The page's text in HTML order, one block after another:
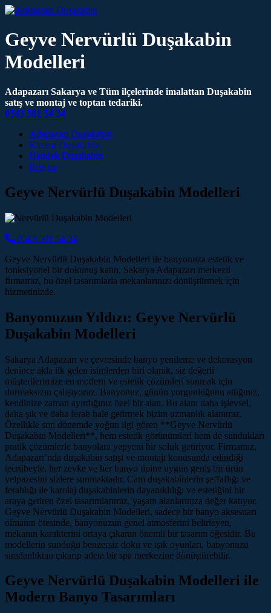
Geyve Nervürlü Duşakabin
Modelleri
Adapazarı Sakarya ve Tüm ilçelerinde imalattan Duşakabin
satış ve montaj ve toptan tedariki.
0543 501 54 34
Main Navigation
Adapazarı Duşakabin
Karasu Duşakabin
Hendek Duşakabin
İletişim
Geyve Nervürlü Duşakabin Modelleri
0543 501 54 34
Geyve Nervürlü Duşakabin Modelleri ile banyonuza estetik ve
fonksiyonel bir dokunuş katın. Sakarya Adapazarı merkezli
firmamız, bu özel tasarımlarla mekanlarınızı dönüştürmek için
hizmetinizde.
Banyonuzun Yıldızı: Geyve Nervürlü
Duşakabin Modelleri
Sakarya Adapazarı ve çevresinde banyo yenileme ve dekorasyon
denince akla ilk gelen isimlerden biri olarak, siz değerli
müşterilerimize en modern ve estetik çözümleri sunmak için
durmaksızın çalışıyoruz. Banyonuz, günün yorgunluğunu attığınız,
kendinize zaman ayırdığınız özel bir alan. Bu alanı daha işlevsel,
daha şık ve daha ferah hale getirmek bizim uzmanlık alanımız.
Özellikle son dönemde yoğun ilgi gören **Geyve Nervürlü
Duşakabin Modelleri**, hem estetik görünümleri hem de sundukları
pratik çözümlerle banyolara yepyeni bir soluk getiriyor. Firmamız,
Adapazarı’nda duşakabin satışı ve montajı konusunda edindiği
tecrübeyle, her zevke ve her banyo tipine uygun geniş bir ürün
yelpazesini sizlere sunmaktadır. Cam duşakabinlerin şeffaflığı ve
ferahlığı ile karolaj duşakabinlerin dayanıklılığı ve estetiğini bir
araya getiren özel tasarımlarımız, yaşam alanlarınıza değer katıyor.
Geyve Nervürlü Duşakabin Modelleri, sadece bir banyo aksesuarı
olmanın ötesinde, banyonuzun genel atmosferini belirleyen,
mekanın karakterini ortaya çıkaran önemli bir tasarım öğesidir. Bu
modellerin sunduğu benzersiz doku ve ışık oyunları, banyonuzu
sıradanlıktan çıkarıp adeta bir spa merkezine dönüştürebilir.
Geyve Nervürlü Duşakabin Modelleri ile
Modern Banyo Tasarımları